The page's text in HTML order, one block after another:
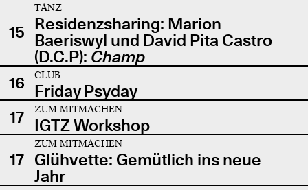
15
TANZ
Residenzsharing: Marion
Baeriswyl und David Pita Castro
(D.C.P): Champ
16
CLUB
Friday Psyday
17
ZUM MITMACHEN
IGTZ Workshop
17
ZUM MITMACHEN
Glühvette: Gemütlich ins neue
Jahr